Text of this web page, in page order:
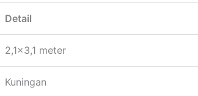
Detail
2,1×3,1 meter
Kuningan